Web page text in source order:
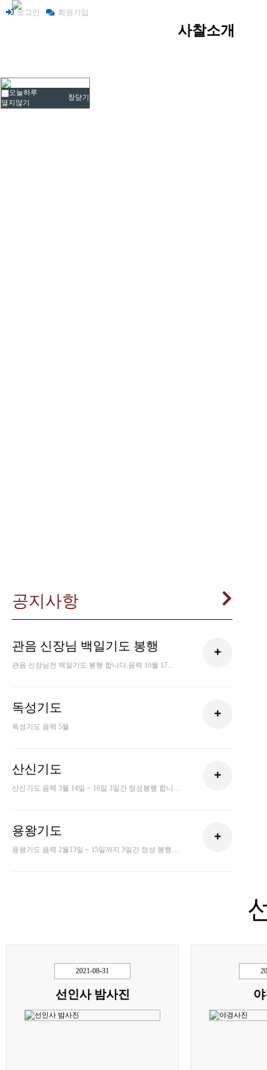
로그인 회원가입
사찰소개
공지사항
관음 신장님 백일기도 봉행
관음 신장님전 백일기도 봉행 합니다.음력 10월 17일 / 양력 11월 17일 일요일 기도 시작합니다.
독성기도
독성기도 음력 5월
산신기도
산신기도 음력 3월 14일 ~ 16일 3일간 정성봉행 합니다.
용왕기도
용왕기도 음력 2월13일 ~ 15일까지 3일간 정성 봉행합니다.
2021-08-31
선인사 밤사진
오늘하루
열지않기
창닫기